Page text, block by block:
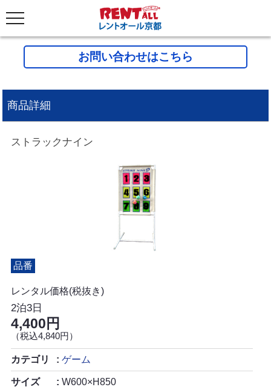
お問い合わせはこちら
商品詳細
ストラックナイン
品番
レンタル価格(税抜き)
2泊3日
4,400円
（税込4,840円）
カテゴリ ゲーム
サイズ W600×H850